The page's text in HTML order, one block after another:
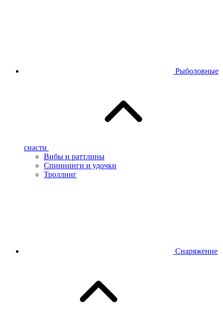
Рыболовные
снасти
Вибы и раттлины
Спиннинги и удочки
Троллинг
Снаряжение